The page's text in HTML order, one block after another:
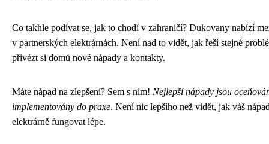
Co takhle podívat se, jak to chodí v zahraničí? Dukovany nabízí
v partnerských elektrárnách. Není nad to vidět, jak řeší stejné
přivézt si domů nové nápady a kontakty.
Máte nápad na zlepšení? Sem s ním! Nejlepší nápady jsou
implementovány do praxe. Není nic lepšího než vidět, jak váš
elektrárně fungovat lépe.